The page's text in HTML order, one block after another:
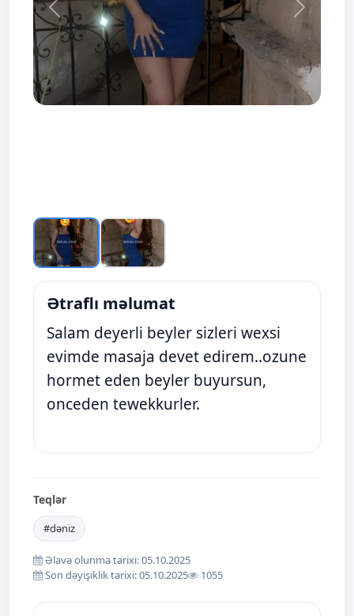
Prev Next
Ətraflı məlumat
Salam deyerli beyler sizleri wexsi
evimde masaja devet edirem..ozune
hormet eden beyler buyursun,
onceden tewekkurler.
Teqlər
#dəniz
Əlavə olunma tarixi: 05.10.2025
Son dəyişiklik tarixi: 05.10.2025
1055